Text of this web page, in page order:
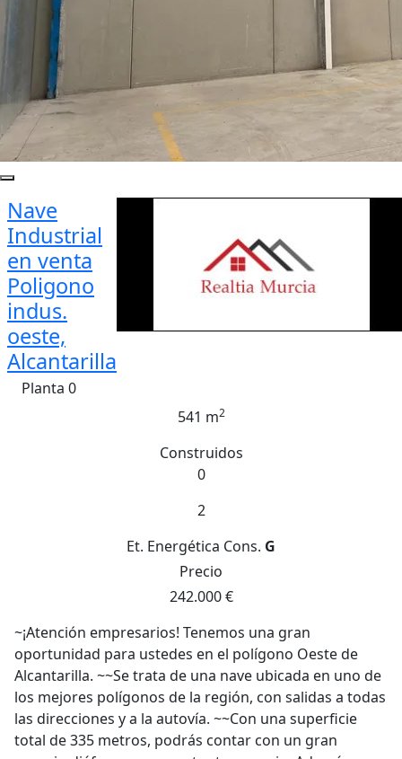
Nave
Industrial
en venta
Poligono
indus.
oeste,
Alcantarilla
Planta 0
541 m2
Construidos
0
2
Et. Energética Cons. G
Precio
242.000 €
~¡Atención empresarios! Tenemos una gran
oportunidad para ustedes en el polígono Oeste de
Alcantarilla. ~~Se trata de una nave ubicada en uno de
los mejores polígonos de la región, con salidas a todas
las direcciones y a la autovía. ~~Con una superficie
total de 335 metros, podrás contar con un gran